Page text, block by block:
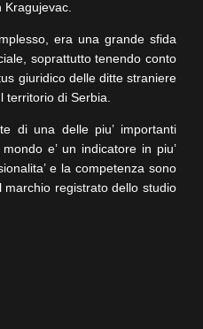
era una grande sfida
soprattutto tenendo conto
giuridico delle ditte straniere
territorio di Serbia.
di una delle piu’ importanti
e’ un indicatore in piu’
e la competenza sono
registrato dello studio